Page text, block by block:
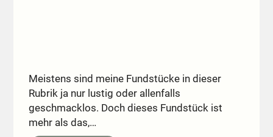
Meistens sind meine Fundstücke in dieser
Rubrik ja nur lustig oder allenfalls
geschmacklos. Doch dieses Fundstück ist
mehr als das,…